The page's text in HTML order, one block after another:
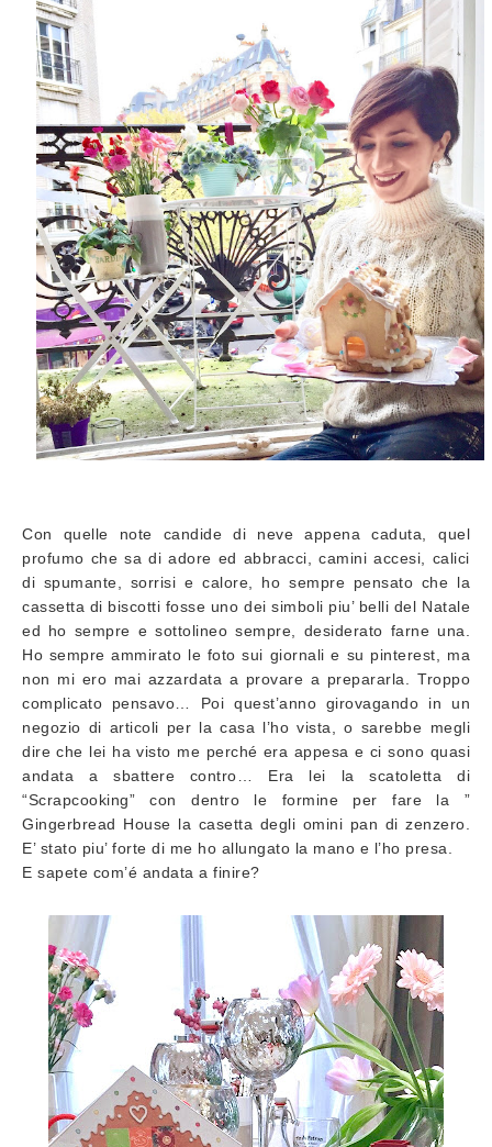
Con quelle note candide di neve appena caduta, quel
profumo che sa di adore ed abbracci, camini accesi, calici
di spumante, sorrisi e calore, ho sempre pensato che la
cassetta di biscotti fosse uno dei simboli piu’ belli del Natale
ed ho sempre e sottolineo sempre, desiderato farne una.
Ho sempre ammirato le foto sui giornali e su pinterest, ma
non mi ero mai azzardata a provare a prepararla. Troppo
complicato pensavo… Poi quest’anno girovagando in un
negozio di articoli per la casa l’ho vista, o sarebbe megli
dire che lei ha visto me perché era appesa e ci sono quasi
andata a sbattere contro… Era lei la scatoletta di
“Scrapcooking” con dentro le formine per fare la ”
Gingerbread House la casetta degli omini pan di zenzero.
E’ stato piu’ forte di me ho allungato la mano e l’ho presa.
E sapete com’é andata a finire?